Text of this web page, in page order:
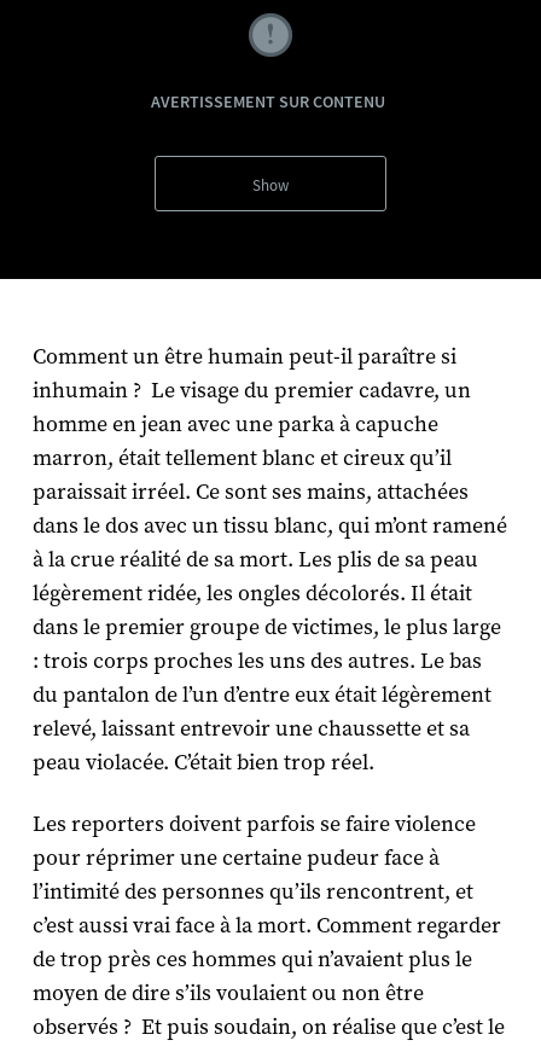
AVERTISSEMENT SUR CONTENU
Show
Comment un être humain peut-il paraître si
inhumain ? Le visage du premier cadavre, un
homme en jean avec une parka à capuche
marron, était tellement blanc et cireux qu’il
paraissait irréel. Ce sont ses mains, attachées
dans le dos avec un tissu blanc, qui m’ont ramené
à la crue réalité de sa mort. Les plis de sa peau
légèrement ridée, les ongles décolorés. Il était
dans le premier groupe de victimes, le plus large
: trois corps proches les uns des autres. Le bas
du pantalon de l’un d’entre eux était légèrement
relevé, laissant entrevoir une chaussette et sa
peau violacée. C’était bien trop réel.
Les reporters doivent parfois se faire violence
pour réprimer une certaine pudeur face à
l’intimité des personnes qu’ils rencontrent, et
c’est aussi vrai face à la mort. Comment regarder
de trop près ces hommes qui n’avaient plus le
moyen de dire s’ils voulaient ou non être
observés ? Et puis soudain, on réalise que c’est le